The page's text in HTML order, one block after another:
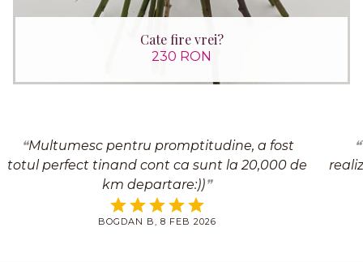
Cate fire vrei?
230 RON
Multumesc pentru promptitudine, a fost
totul perfect tinand cont ca sunt la 20,000 de
km departare:))
BOGDAN B, 8 FEB 2026